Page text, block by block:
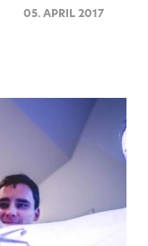
05. APRIL 2017